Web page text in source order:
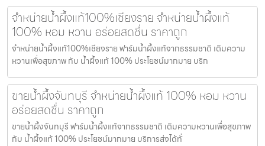
จำหน่ายน้ำผึ้งแท้100%เชียงราย จำหน่ายน้ำผึ้งแท้
100% หอม หวาน อร่อยสดชื่น ราคาถูก
จำหน่ายน้ำผึ้งแท้100%เชียงราย ฟาร์มน้ำผึ้งแท้จากธรรมชาติ เติมความ
หวานเพื่อสุขภาพ กับ น้ำผึ้งแท้ 100% ประโยชน์มากมาย บริก
ขายน้ำผึ้งจันทบุรี จำหน่ายน้ำผึ้งแท้ 100% หอม หวาน
อร่อยสดชื่น ราคาถูก
ขายน้ำผึ้งจันทบุรี ฟาร์มน้ำผึ้งแท้จากธรรมชาติ เติมความหวานเพื่อสุขภาพ
กับ น้ำผึ้งแท้ 100% ประโยชน์มากมาย บริการส่งได้ทั่